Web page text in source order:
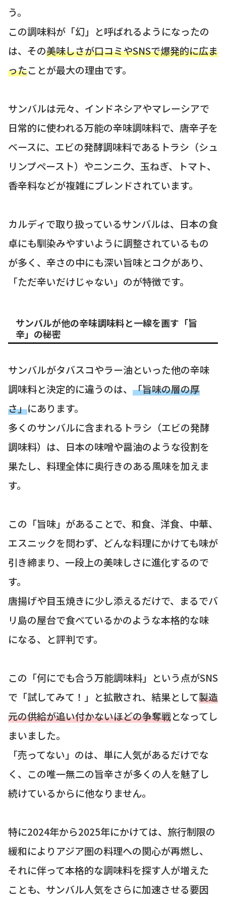
う。
この調味料が「幻」と呼ばれるようになったの
は、その美味しさが口コミやSNSで爆発的に広ま
ったことが最大の理由です。
サンバルは元々、インドネシアやマレーシアで
日常的に使われる万能の辛味調味料で、唐辛子を
ベースに、エビの発酵調味料であるトラシ（シュ
リンプペースト）やニンニク、玉ねぎ、トマト、
香辛料などが複雑にブレンドされています。
カルディで取り扱っているサンバルは、日本の食
卓にも馴染みやすいように調整されているもの
が多く、辛さの中にも深い旨味とコクがあり、
「ただ辛いだけじゃない」のが特徴です。
サンバルが他の辛味調味料と一線を画す「旨
辛」の秘密
サンバルがタバスコやラー油といった他の辛味
調味料と決定的に違うのは、 「旨味の層の厚
さ」にあります。
多くのサンバルに含まれるトラシ（エビの発酵
調味料）は、日本の味噌や醤油のような役割を
果たし、料理全体に奥行きのある風味を加えま
す。
この「旨味」があることで、和食、洋食、中華、
エスニックを問わず、どんな料理にかけても味が
引き締まり、一段上の美味しさに進化するので
す。
唐揚げや目玉焼きに少し添えるだけで、まるでバ
リ島の屋台で食べているかのような本格的な味
になる、と評判です。
この「何にでも合う万能調味料」という点がSNS
で「試してみて！」と拡散され、結果として製造
元の供給が追い付かないほどの争奪戦となってし
まいました。
「売ってない」のは、単に人気があるだけでな
く、この唯一無二の旨辛さが多くの人を魅了し
続けているからに他なりません。
特に2024年から2025年にかけては、旅行制限の
緩和によりアジア圏の料理への関心が再燃し、
それに伴って本格的な調味料を探す人が増えた
ことも、サンバル人気をさらに加速させる要因